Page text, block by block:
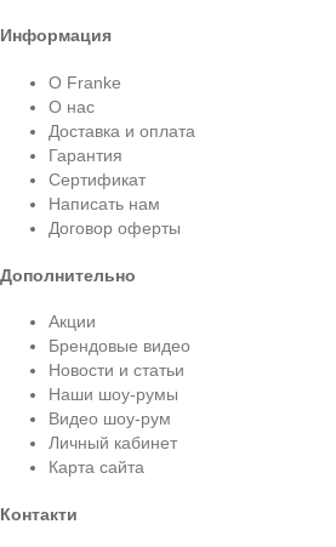
Информация
О Franke
О нас
Доставка и оплата
Гарантия
Сертификат
Написать нам
Договор оферты
Дополнительно
Акции
Брендовые видео
Новости и статьи
Наши шоу-румы
Видео шоу-рум
Личный кабинет
Карта сайта
Контакти